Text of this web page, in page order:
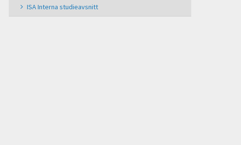
ISA Interna studieavsnitt